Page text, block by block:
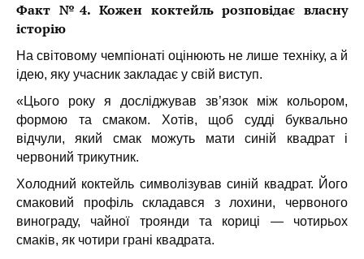
Факт №4. Кожен коктейль розповідає власну
історію
На світовому чемпіонаті оцінюють не лише техніку, а й
ідею, яку учасник закладає у свій виступ.
«Цього року я досліджував зв’язок між кольором,
формою та смаком. Хотів, щоб судді буквально
відчули, який смак можуть мати синій квадрат і
червоний трикутник.
Холодний коктейль символізував синій квадрат. Його
смаковий профіль складався з лохини, червоного
винограду, чайної троянди та кориці — чотирьох
смаків, як чотири грані квадрата.